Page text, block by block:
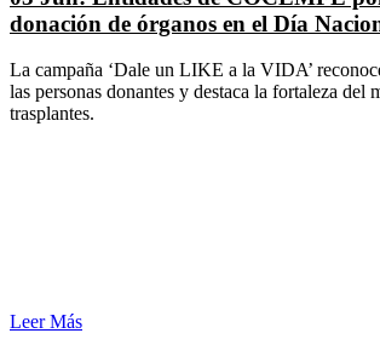
donación de órganos en el Día
La campaña ‘Dale un LIKE a la VIDA’
las personas donantes y destaca la fortaleza del
trasplantes.
Leer Más